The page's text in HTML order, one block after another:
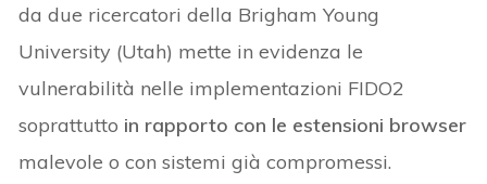
da due ricercatori della Brigham Young
University (Utah) mette in evidenza le
vulnerabilità nelle implementazioni FIDO2
soprattutto in rapporto con le estensioni browser
malevole o con sistemi già compromessi.